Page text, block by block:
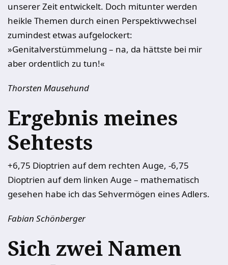
unserer Zeit entwickelt. Doch mitunter werden
heikle Themen durch einen Perspektivwechsel
zumindest etwas aufgelockert:
»Genitalverstümmelung – na, da hättste bei mir
aber ordentlich zu tun!«
Thorsten Mausehund
Ergebnis meines
Sehtests
+6,75 Dioptrien auf dem rechten Auge, -6,75
Dioptrien auf dem linken Auge – mathematisch
gesehen habe ich das Sehvermögen eines Adlers.
Fabian Schönberger
Sich zwei Namen